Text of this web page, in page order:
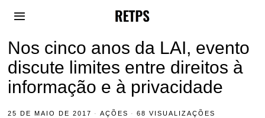
Nos cinco anos da LAI, evento
discute limites entre direitos à
informação e à privacidade
25 DE MAIO DE 2017 AÇÕES
68 VISUALIZAÇÕES